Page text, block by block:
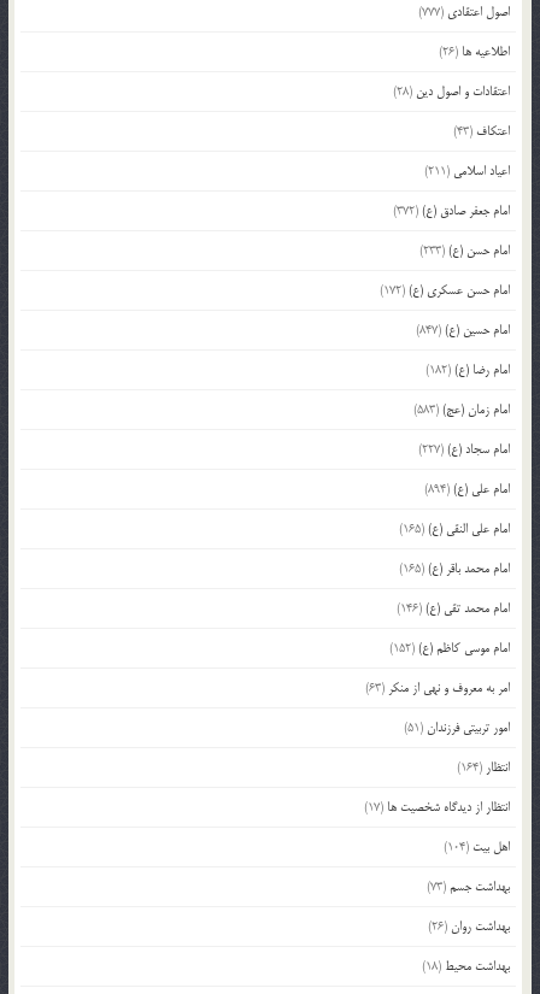
اصول اعتقادی (777)
اطلاعیه ها (26)
اعتقادات و اصول دین (28)
اعتکاف (43)
اعیاد اسلامی (211)
امام جعفر صادق (ع)(372)
امام حسن (ع)(233)
امام حسن عسکری (ع)(172)
امام حسین (ع)(847)
امام رضا (ع)(182)
امام زمان (عج)(583)
امام سجاد (ع)(227)
امام علی (ع)(894)
امام علی النقی (ع)(165)
امام محمد باقر (ع)(165)
امام محمد تقی (ع)(146)
امام موسی کاظم (ع)(152)
امر به معروف و نهی از منکر (63)
امور تربیتی فرزندان(51)
انتظار (164)
انتظار از دیدگاه شخصیت ها (17)
اهل بیت (104)
بهداشت جسم(73)
بهداشت روان(26)
بهداشت محیط (18)